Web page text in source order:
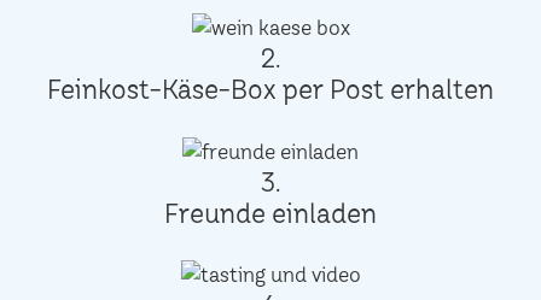
2.
Feinkost-Käse-Box per Post erhalten
3.
Freunde einladen